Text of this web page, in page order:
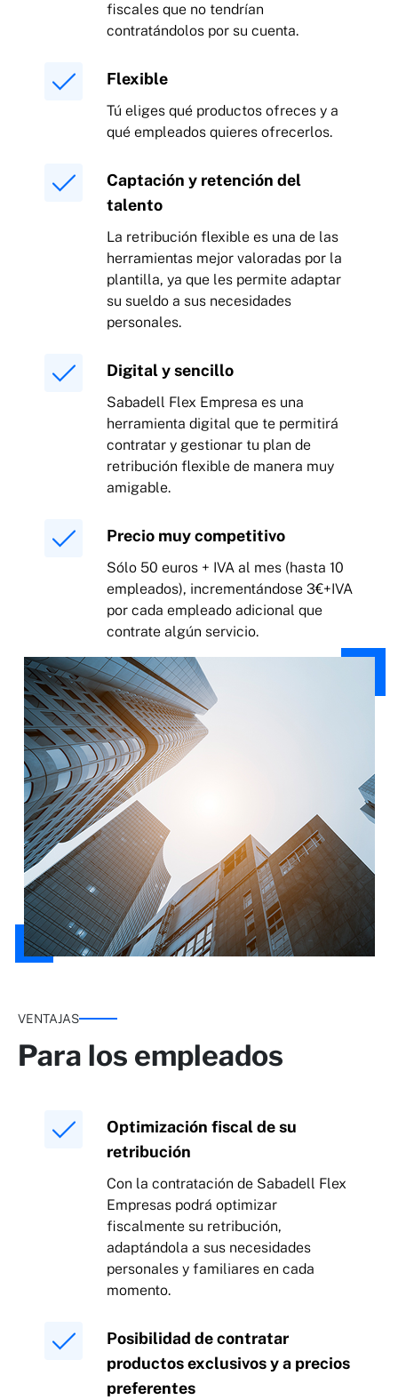
fiscales que no tendrían
contratándolos por su cuenta.
Flexible
Tú eliges qué productos ofreces y a
qué empleados quieres ofrecerlos.
Captación y retención del
talento
La retribución flexible es una de las
herramientas mejor valoradas por la
plantilla, ya que les permite adaptar
su sueldo a sus necesidades
personales.
Digital y sencillo
Sabadell Flex Empresa es una
herramienta digital que te permitirá
contratar y gestionar tu plan de
retribución flexible de manera muy
amigable.
Precio muy competitivo
Sólo 50 euros + IVA al mes (hasta 10
empleados), incrementándose 3€+IVA
por cada empleado adicional que
contrate algún servicio.
VENTAJAS
Para los empleados
Optimización fiscal de su
retribución
Con la contratación de Sabadell Flex
Empresas podrá optimizar
fiscalmente su retribución,
adaptándola a sus necesidades
personales y familiares en cada
momento.
Posibilidad de contratar
productos exclusivos y a precios
preferentes